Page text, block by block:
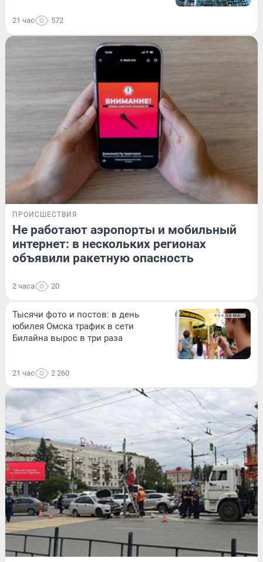
21 час 572
ПРОИСШЕСТВИЯ
Не работают аэропорты и мобильный
интернет: в нескольких регионах
объявили ракетную опасность
2 часа 20
Тысячи фото и постов: в день
юбилея Омска трафик в сети
Билайна вырос в три раза
21 час 2 260